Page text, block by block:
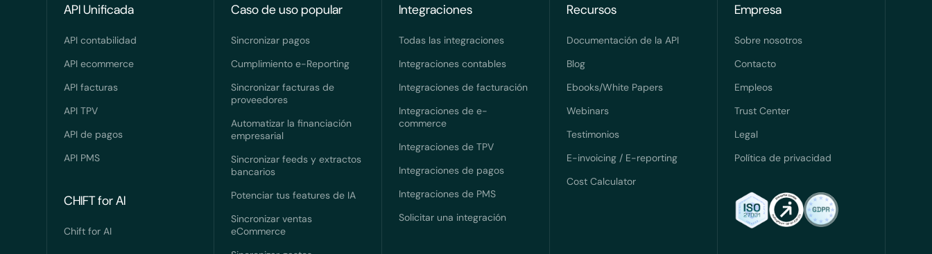
API Unificada
API contabilidad
API ecommerce
API facturas
API TPV
API de pagos
API PMS
CHIFT for AI
Chift for AI
Caso de uso popular
Sincronizar pagos
Cumplimiento e-Reporting
Sincronizar facturas de
proveedores
Automatizar la financiación
empresarial
Sincronizar feeds y extractos
bancarios
Potenciar tus features de IA
Sincronizar ventas
eCommerce
Integraciones
Todas las integraciones
Integraciones contables
Integraciones de facturación
Integraciones de e-
commerce
Integraciones de TPV
Integraciones de pagos
Integraciones de PMS
Solicitar una integración
Recursos
Documentación de la API
Blog
Ebooks/White Papers
Webinars
Testimonios
E-invoicing / E-reporting
Cost Calculator
Empresa
Sobre nosotros
Contacto
Empleos
Trust Center
Legal
Política de privacidad